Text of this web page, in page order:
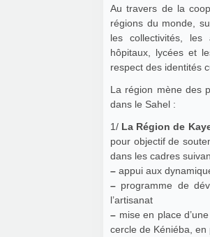
Au travers de la
régions du monde,
les collectivités, les
hôpitaux, lycées et
respect des identités
La région mène des
dans le Sahel :
1/ La Région de
pour objectif de
dans les cadres
– appui aux
– programme de
l’artisanat
– mise en place
cercle de Kéniéba, en